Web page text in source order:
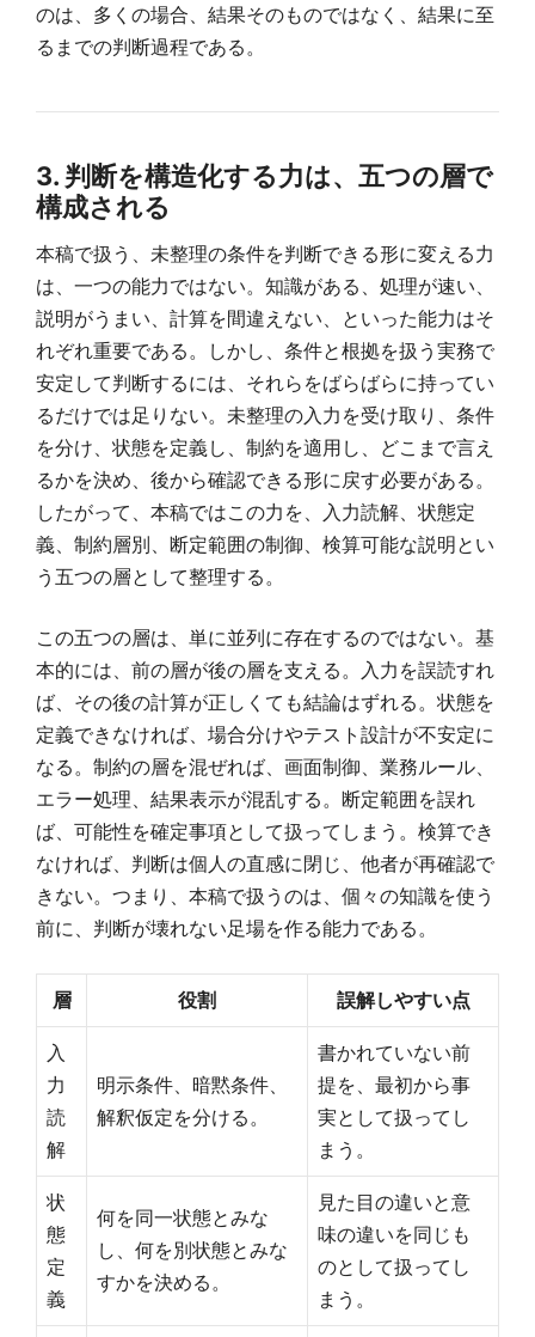
のは、多くの場合、結果そのものではなく、結果に至
るまでの判断過程である。
3. 判断を構造化する力は、五つの層で
構成される
本稿で扱う、未整理の条件を判断できる形に変える力
は、一つの能力ではない。知識がある、処理が速い、
説明がうまい、計算を間違えない、といった能力はそ
れぞれ重要である。しかし、条件と根拠を扱う実務で
安定して判断するには、それらをばらばらに持ってい
るだけでは足りない。未整理の入力を受け取り、条件
を分け、状態を定義し、制約を適用し、どこまで言え
るかを決め、後から確認できる形に戻す必要がある。
したがって、本稿ではこの力を、入力読解、状態定
義、制約層別、断定範囲の制御、検算可能な説明とい
う五つの層として整理する。
この五つの層は、単に並列に存在するのではない。基
本的には、前の層が後の層を支える。入力を誤読すれ
ば、その後の計算が正しくても結論はずれる。状態を
定義できなければ、場合分けやテスト設計が不安定に
なる。制約の層を混ぜれば、画面制御、業務ルール、
エラー処理、結果表示が混乱する。断定範囲を誤れ
ば、可能性を確定事項として扱ってしまう。検算でき
なければ、判断は個人の直感に閉じ、他者が再確認で
きない。つまり、本稿で扱うのは、個々の知識を使う
前に、判断が壊れない足場を作る能力である。
層 役割 誤解しやすい点
入
力
読
解
明示条件、暗黙条件、
解釈仮定を分ける。
書かれていない前
提を、最初から事
実として扱ってし
まう。
状
態
定
義
何を同一状態とみな
し、何を別状態とみな
すかを決める。
見た目の違いと意
味の違いを同じも
のとして扱ってし
まう。